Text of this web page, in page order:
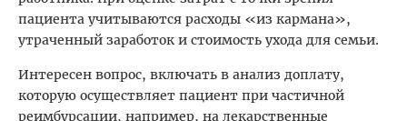
пациента учитываются расходы «из кармана»,
утраченный заработок и стоимость ухода для семьи.
Интересен вопрос, включать в анализ доплату,
которую осуществляет пациент при частичной
реимбурсации, например, на лекарственные